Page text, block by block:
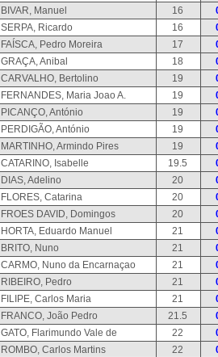
BIVAR, Manuel 16
SERPA, Ricardo 16
FAÍSCA, Pedro Moreira 17
GRAÇA, Anibal 18
CARVALHO, Bertolino 19
FERNANDES, Maria Joao A. 19
PICANÇO, António 19
PERDIGÃO, António 19
MARTINHO, Armindo Pires 19
CATARINO, Isabelle 19.5
DIAS, Adelino 20
FLORES, Catarina 20
FROES DAVID, Domingos 20
HORTA, Eduardo Manuel 21
BRITO, Nuno 21
CARMO, Nuno da Encarnaçao 21
RIBEIRO, Pedro 21
FILIPE, Carlos Maria 21
FRANCO, João Pedro 21.5
GATO, Flarimundo Vale de 22
ROMBO, Carlos Martins 22